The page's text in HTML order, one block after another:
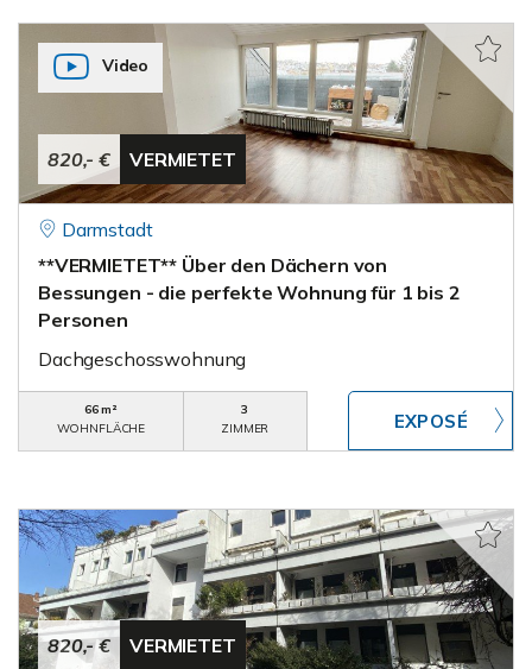
820,- € VERMIETET
Video
Darmstadt
**VERMIETET** Über den Dächern von
Bessungen - die perfekte Wohnung für 1 bis 2
Personen
Dachgeschosswohnung
66 m²
WOHNFLÄCHE
3
ZIMMER
820,- € VERMIETET